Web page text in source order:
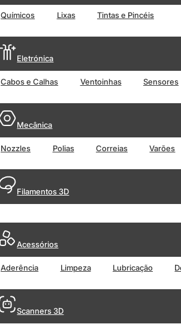
Químicos Lixas Tintas e Pincéis
Eletrónica
Cabos e Calhas Ventoinhas Sensores
Mecânica
Nozzles Polias Correias Varões
Filamentos 3D
Acessórios
Aderência Limpeza Lubricação
Scanners 3D